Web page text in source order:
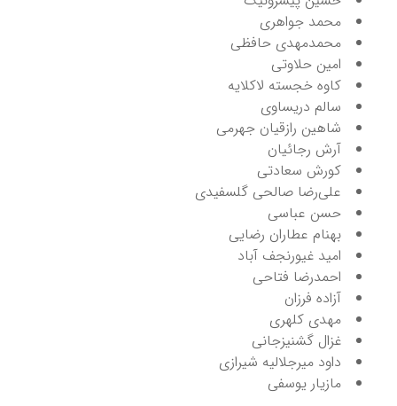
محمد جواهری
محمدمهدی حافظی
امین حلاوتی
کاوه خجسته لاکلایه
سالم دریساوی
شاهین رازقیان جهرمی
آرش رجائیان
کورش سعادتی
علی‌رضا صالحی گلسفیدی
حسن عباسی
بهنام عطاران رضایی
امید غیورنجف آباد
احمدرضا فتاحی
آزاده فرزان
مهدی کلهری
غزال گشنیزجانی
داود میرجلالیه شیرازی
مازیار یوسفی